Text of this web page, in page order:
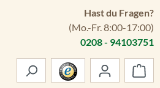
Hast du Fragen?
(Mo.-Fr. 8:00-17:00)
0208 - 94103751